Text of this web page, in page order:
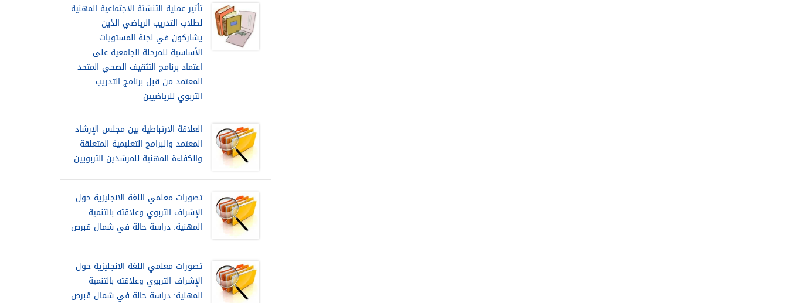
تأثير عملية التنشئة الاجتماعية المهنية
لطلاب التدريب الرياضي الذين
يشاركون في لجنة المستويات
الأساسية للمرحلة الجامعية على
اعتماد برنامج التثقيف الصحي المتحد
المعتمد من قبل برنامج التدريب
التربوي للرياضيين
العلاقة الارتباطية بين مجلس الإرشاد
المعتمد والبرامج التعليمية المتعلقة
والكفاءة المهنية للمرشدين التربويين
تصورات معلمي اللغة الانجليزية حول
الإشراف التربوي وعلاقته بالتنمية
المهنية: دراسة حالة في شمال قبرص
تصورات معلمي اللغة الانجليزية حول
الإشراف التربوي وعلاقته بالتنمية
المهنية: دراسة حالة في شمال قبرص